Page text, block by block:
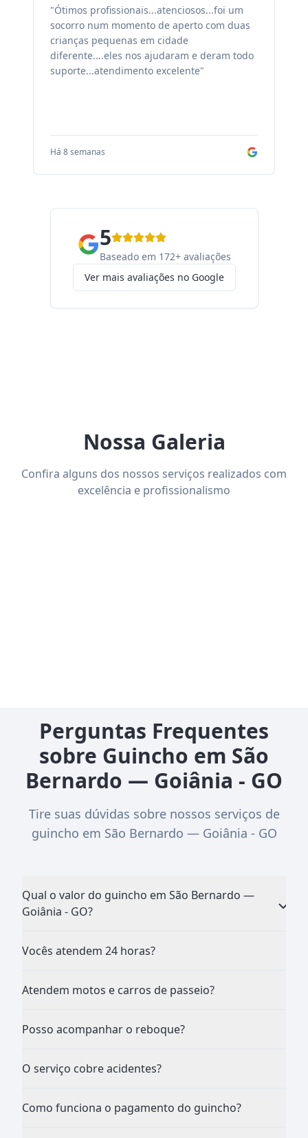
"Ótimos profissionais...atenciosos...foi um
socorro num momento de aperto com duas
crianças pequenas em cidade
diferente....eles nos ajudaram e deram todo
suporte...atendimento excelente"
Há 8 semanas
5
Baseado em 172+ avaliações
Ver mais avaliações no Google
Nossa Galeria
Confira alguns dos nossos serviços realizados com
excelência e profissionalismo
Perguntas Frequentes
sobre Guincho em São
Bernardo — Goiânia - GO
Tire suas dúvidas sobre nossos serviços de
guincho em São Bernardo — Goiânia - GO
Qual o valor do guincho em São Bernardo —
Goiânia - GO?
Vocês atendem 24 horas?
Atendem motos e carros de passeio?
Posso acompanhar o reboque?
O serviço cobre acidentes?
Como funciona o pagamento do guincho?